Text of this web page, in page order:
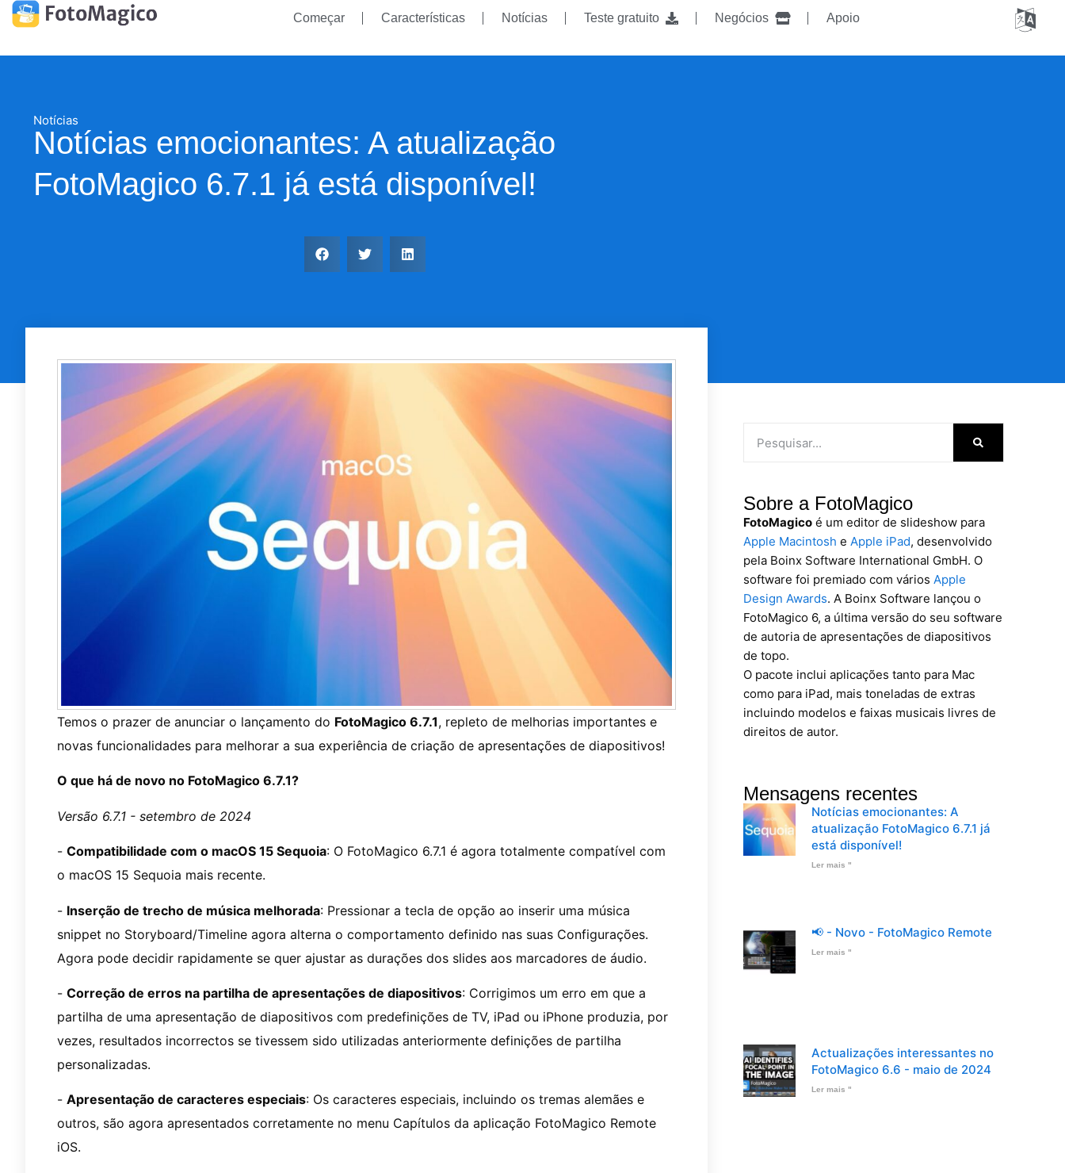
Começar Características Notícias Teste gratuito Negócios Apoio
Notícias
Notícias emocionantes: A atualização
FotoMagico 6.7.1 já está disponível!
Temos o prazer de anunciar o lançamento do FotoMagico 6.7.1, repleto de melhorias importantes e
novas funcionalidades para melhorar a sua experiência de criação de apresentações de diapositivos!
O que há de novo no FotoMagico 6.7.1?
Versão 6.7.1 - setembro de 2024
- Compatibilidade com o macOS 15 Sequoia: O FotoMagico 6.7.1 é agora totalmente compatível com
o macOS 15 Sequoia mais recente.
- Inserção de trecho de música melhorada: Pressionar a tecla de opção ao inserir uma música
snippet no Storyboard/Timeline agora alterna o comportamento definido nas suas Configurações.
Agora pode decidir rapidamente se quer ajustar as durações dos slides aos marcadores de áudio.
- Correção de erros na partilha de apresentações de diapositivos: Corrigimos um erro em que a
partilha de uma apresentação de diapositivos com predefinições de TV, iPad ou iPhone produzia, por
vezes, resultados incorrectos se tivessem sido utilizadas anteriormente definições de partilha
personalizadas.
- Apresentação de caracteres especiais: Os caracteres especiais, incluindo os tremas alemães e
outros, são agora apresentados corretamente no menu Capítulos da aplicação FotoMagico Remote
iOS.
Sobre a FotoMagico
FotoMagicoé um editor de slideshow para
Apple Macintosh e Apple iPad, desenvolvido
pela Boinx Software International GmbH. O
software foi premiado com vários Apple
Design Awards. A Boinx Software lançou o
FotoMagico 6, a última versão do seu software
de autoria de apresentações de diapositivos
de topo.
O pacote inclui aplicações tanto para Mac
como para iPad, mais toneladas de extras
incluindo modelos e faixas musicais livres de
direitos de autor.
Mensagens recentes
Notícias emocionantes: A
atualização FotoMagico 6.7.1 já
está disponível!
Ler mais "
📢 - Novo - FotoMagico Remote
Ler mais "
Actualizações interessantes no
FotoMagico 6.6 - maio de 2024
Ler mais "